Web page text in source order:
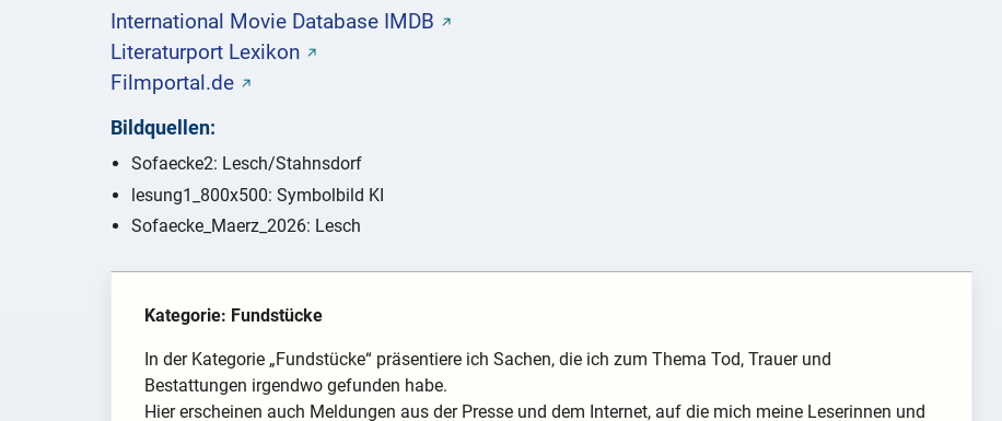
International Movie Database IMDB
Literaturport Lexikon
Filmportal.de
Bildquellen:
Sofaecke2: Lesch/Stahnsdorf
lesung1_800x500: Symbolbild KI
Sofaecke_Maerz_2026: Lesch
Kategorie: Fundstücke
In der Kategorie „Fundstücke“ präsentiere ich Sachen, die ich zum Thema Tod, Trauer und
Bestattungen irgendwo gefunden habe.
Hier erscheinen auch Meldungen aus der Presse und dem Internet, auf die mich meine Leserinnen und